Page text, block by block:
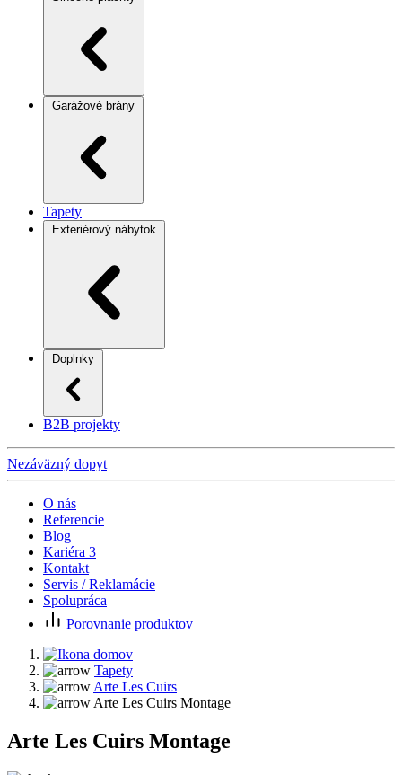
Garážové brány
Tapety
Exteriérový nábytok
Doplnky
B2B projekty
Nezáväzný dopyt
O nás
Referencie
Blog
Kariéra 3
Kontakt
Servis / Reklamácie
Spolupráca
Porovnanie produktov
Tapety
Arte Les Cuirs
Arte Les Cuirs Montage
Arte Les Cuirs Montage